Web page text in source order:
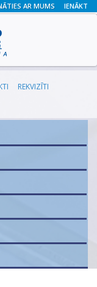
IENĀKT
AR MUMS
REKVIZĪTI